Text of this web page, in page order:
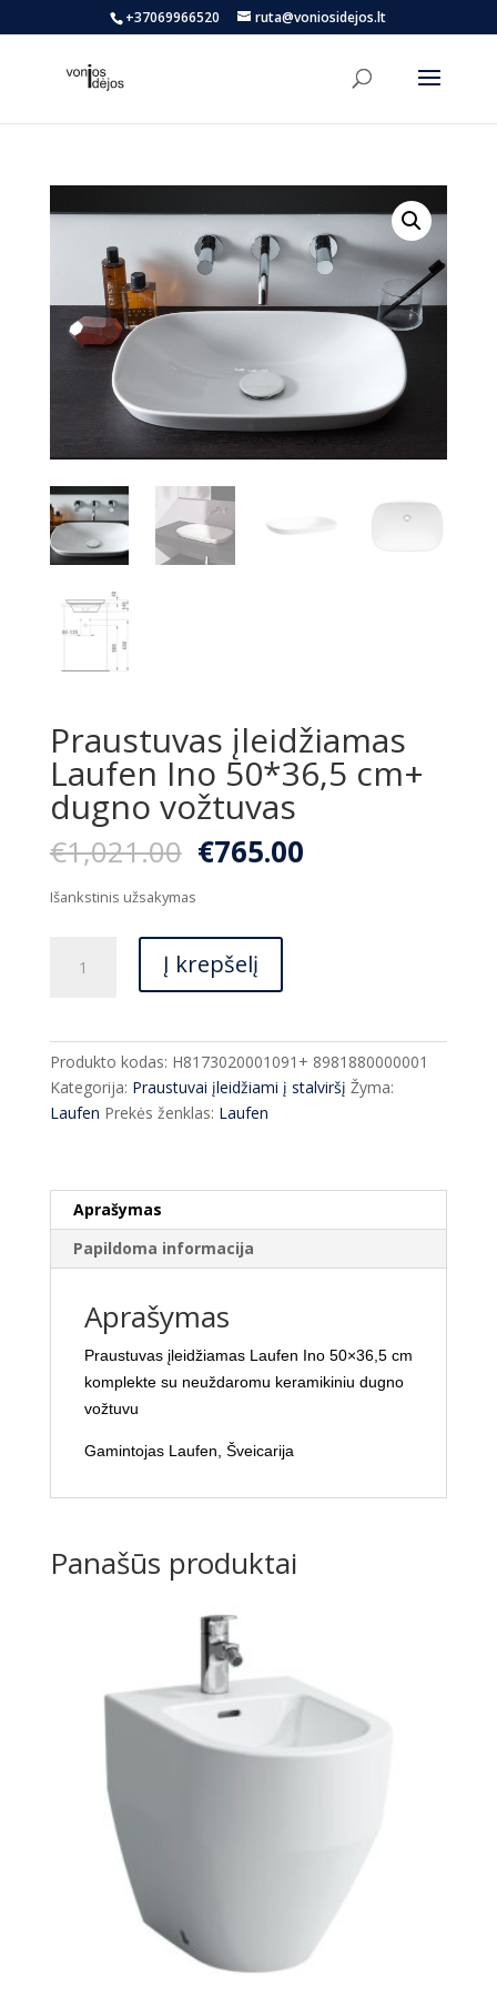
+37069966520 ruta@voniosidejos.lt
Praustuvas įleidžiamas
Laufen Ino 50*36,5 cm+
dugno vožtuvas
€1,021.00 Original
price
€1,021.00.
€765.00Current
Išankstinis užsakymas
kiekis:
50*36,5
Į krepšelį
Produkto kodas: H8173020001091+ 8981880000001
Kategorija: Praustuvai įleidžiami į stalviršį Žyma:
Laufen Prekės ženklas: Laufen
Aprašymas
Papildoma informacija
Aprašymas
Praustuvas įleidžiamas Laufen Ino 50×36,5 cm
komplekte su neuždaromu keramikiniu dugno
vožtuvu
Gamintojas Laufen, Šveicarija
Panašūs produktai